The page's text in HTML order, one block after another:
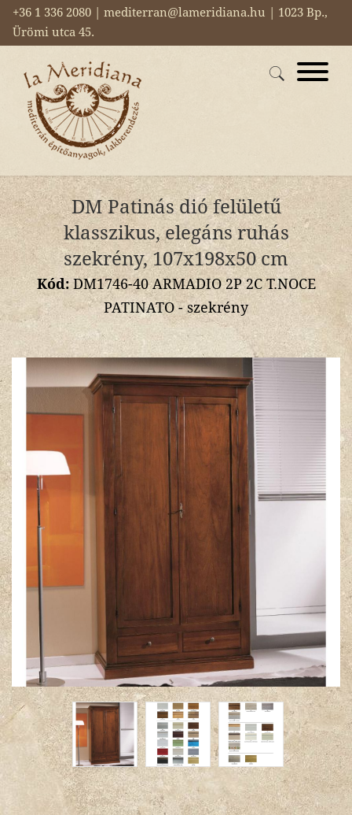
+36 1 336 2080 | mediterran@lameridiana.hu | 1023 Bp.,
Ürömi utca 45.
DM Patinás dió felületű
klasszikus, elegáns ruhás
szekrény, 107x198x50 cm
Kód:DM1746-40 ARMADIO 2P 2C T.NOCE
PATINATO - szekrény